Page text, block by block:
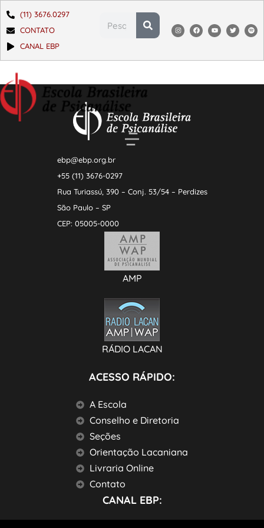
(11) 3676.0297
CONTATO
CANAL EBP
ebp@ebp.org.br
+55 (11) 3676-0297
Rua Turiassú, 390 – Conj. 53/54 – Perdizes
São Paulo – SP
CEP: 05005-0000
AMP
RÁDIO LACAN
ACESSO RÁPIDO:
A Escola
Conselho e Diretoria
Seções
Orientação Lacaniana
Livraria Online
Contato
CANAL EBP: